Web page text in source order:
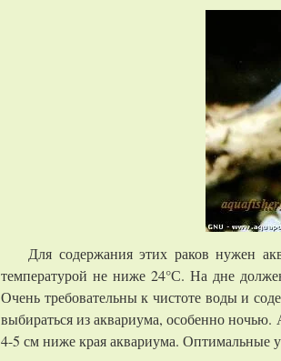
Для содержания этих раков нужен
температурой не ниже 24°С. На дне
Очень требовательны к чистоте воды и
выбираться из аквариума, особенно
4-5 см ниже края аквариума. Оптимальные